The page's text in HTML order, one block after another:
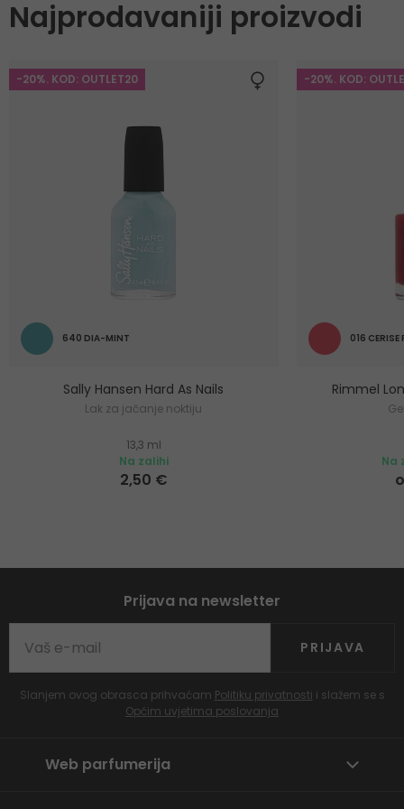
Najprodavaniji proizvodi
-20%. KOD: OUTLET20
640 DIA-MINT
Sally Hansen Hard As Nails
Lak za jačanje noktiju
13,3 ml
Na zalihi
2,50 €
-20%. KOD:
016 CERISE
Rimmel
Na
Prijava na newsletter
PRIJAVA
Slanjem ovog obrasca prihvaćam Politiku privatnosti i slažem se s
Općim uvjetima poslovanja
Web parfumerija